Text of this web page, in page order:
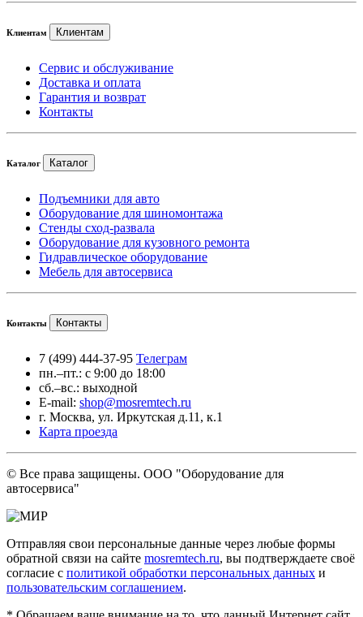
Клиентам Клиентам
Сервис и обслуживание
Доставка и оплата
Гарантия и возврат
Контакты
Каталог Каталог
Подъемники для авто
Оборудование для шиномонтажа
Стенды сход-развала
Оборудование для кузовного ремонта
Гидравлическое оборудование
Мебель для автосервиса
Контакты Контакты
7 (499) 444-37-95 Телеграм
пн.–пт.: с 9:00 до 18:00
сб.–вс.: выходной
E-mail: shop@mosremtech.ru
г. Москва, ул. Иркутская д.11, к.1
Карта проезда
© Все права защищены. ООО "Оборудование для
автосервиса"
Отправляя свои персональные данные через любые формы
обратной связи на сайте mosremtech.ru, вы подтверждаете своё
согласие с политикой обработки персональных данных и
пользовательским соглашением.